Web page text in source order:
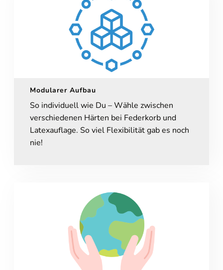
Modularer Aufbau
So individuell wie Du – Wähle zwischen
verschiedenen Härten bei Federkorb und
Latexauflage. So viel Flexibilität gab es noch
nie!
unten. Bitte beachten Sie, dass dabei Daten an Drittanbieter
weitergegeben werden.
Inhalt entsperren
Weitere Informationen
'